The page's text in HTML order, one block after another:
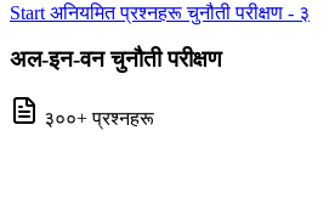
Start अनियमित प्रश्नहरू चुनौती परीक्षण - ३
अल-इन-वन चुनौती परीक्षण
३००+ प्रश्नहरू